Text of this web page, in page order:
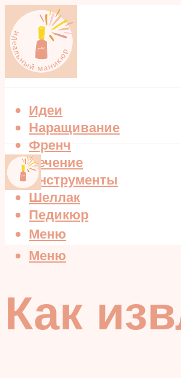
Идеи
Наращивание
Френч
Лечение
Инструменты
Шеллак
Педикюр
Меню
Меню
Как